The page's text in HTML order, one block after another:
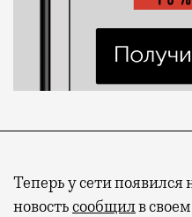
Теперь у сети
новостьсообщилв